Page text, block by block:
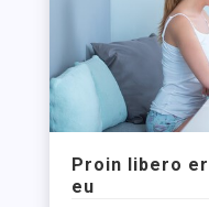
Proin libero
eu